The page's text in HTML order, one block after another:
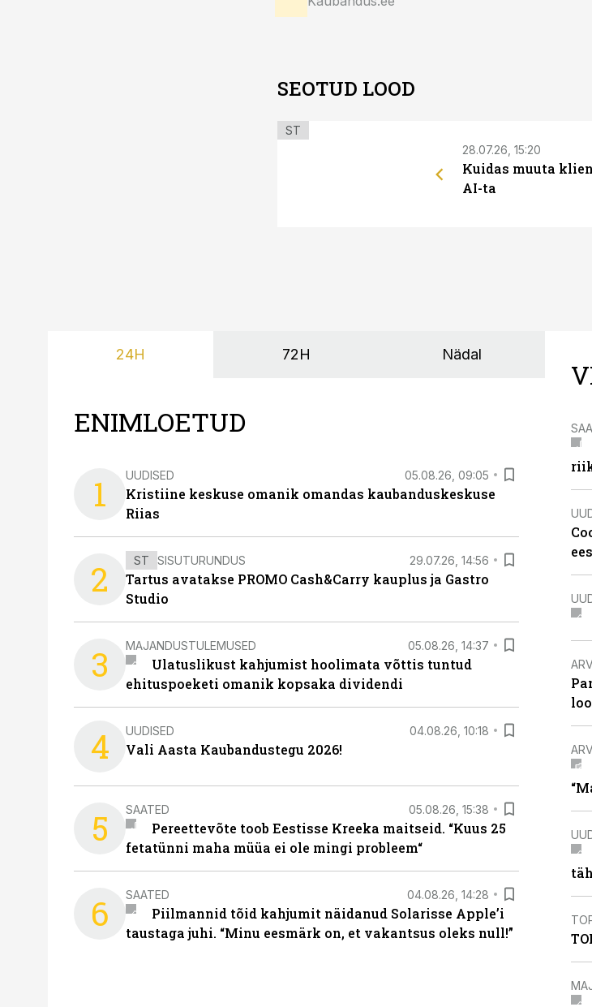
SEOTUD LOOD
ST
28.07.26, 15:20
Kuidas muuta
AI-ta
24H 72H Nädal
ENIMLOETUD
1 UUDISED 05.08.26, 09:05
Kristiine keskuse omanik omandas kaubanduskeskuse
Riias
2 ST SISUTURUNDUS 29.07.26, 14:56
Tartus avatakse PROMO Cash&Carry kauplus ja Gastro
Studio
3 MAJANDUSTULEMUSED 05.08.26, 14:37
Ulatuslikust kahjumist hoolimata võttis tuntud
ehituspoeketi omanik kopsaka dividendi
4 UUDISED 04.08.26, 10:18
Vali Aasta Kaubandustegu 2026!
5 SAATED 05.08.26, 15:38
Pereettevõte toob Eestisse Kreeka maitseid. “Kuus 25
fetatünni maha müüa ei ole mingi probleem“
6 SAATED 04.08.26, 14:28
Piilmannid tõid kahjumit näidanud Solarisse Apple’i
taustaga juhi. “Minu eesmärk on, et vakantsus oleks null!”